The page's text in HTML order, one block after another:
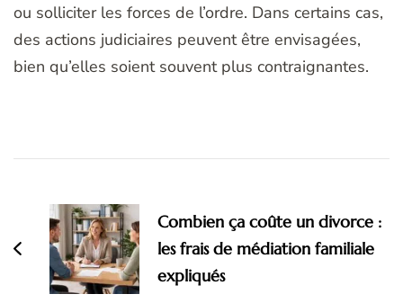
ou solliciter les forces de l’ordre. Dans certains cas,
des actions judiciaires peuvent être envisagées,
bien qu’elles soient souvent plus contraignantes.
d'article
Combien ça coûte un divorce :
les frais de médiation familiale
expliqués